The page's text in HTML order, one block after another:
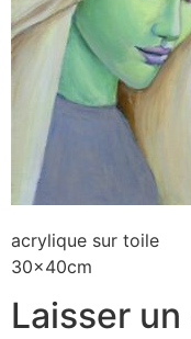
acrylique sur toile
30x40cm
Laisser